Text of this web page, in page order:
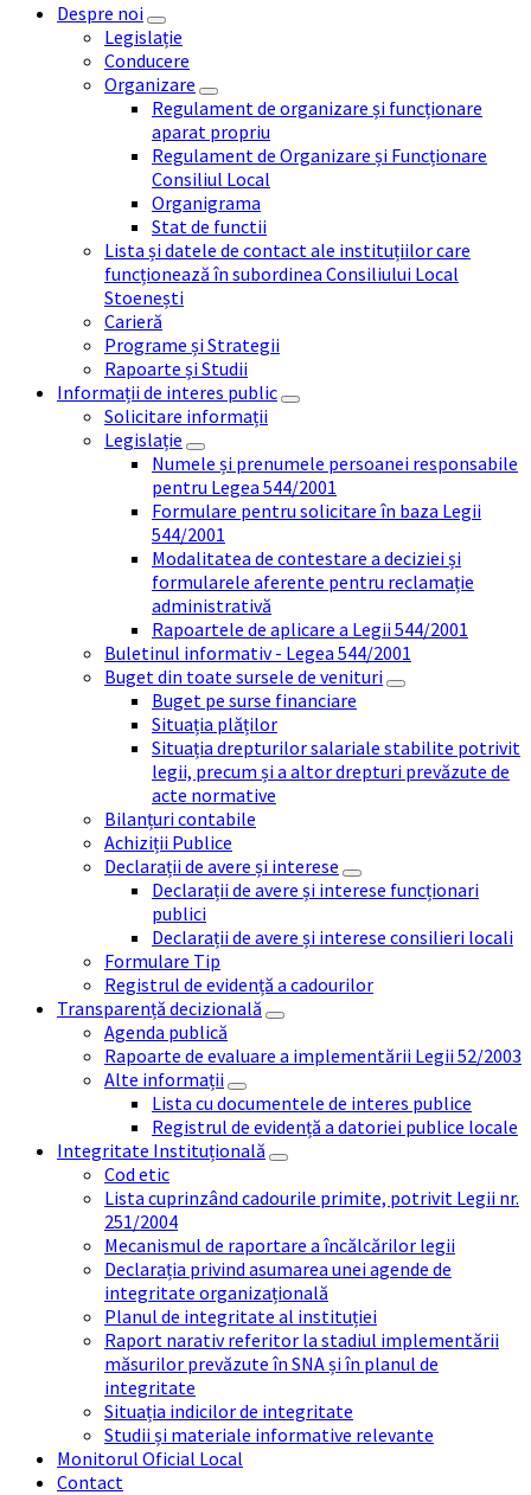
Despre noi
Legislație
Conducere
Organizare
Regulament de organizare și funcționare
aparat propriu
Regulament de Organizare și Funcționare
Consiliul Local
Organigrama
Stat de functii
Lista și datele de contact ale instituțiilor care
funcționează în subordinea Consiliului Local
Stoenești
Carieră
Programe și Strategii
Rapoarte și Studii
Informații de interes public
Solicitare informații
Legislație
Numele și prenumele persoanei responsabile
pentru Legea 544/2001
Formulare pentru solicitare în baza Legii
544/2001
Modalitatea de contestare a deciziei și
formularele aferente pentru reclamație
administrativă
Rapoartele de aplicare a Legii 544/2001
Buletinul informativ - Legea 544/2001
Buget din toate sursele de venituri
Buget pe surse financiare
Situația plăților
Situația drepturilor salariale stabilite potrivit
legii, precum și a altor drepturi prevăzute de
acte normative
Bilanțuri contabile
Achiziții Publice
Declarații de avere și interese
Declarații de avere și interese funcționari
publici
Declarații de avere și interese consilieri locali
Formulare Tip
Registrul de evidență a cadourilor
Transparență decizională
Agenda publică
Rapoarte de evaluare a implementării Legii 52/2003
Alte informații
Lista cu documentele de interes publice
Registrul de evidență a datoriei publice locale
Integritate Instituțională
Cod etic
Lista cuprinzând cadourile primite, potrivit Legii nr.
251/2004
Mecanismul de raportare a încălcărilor legii
Declarația privind asumarea unei agende de
integritate organizațională
Planul de integritate al instituției
Raport narativ referitor la stadiul implementării
măsurilor prevăzute în SNA și în planul de
integritate
Situația indicilor de integritate
Studii și materiale informative relevante
Monitorul Oficial Local
Contact